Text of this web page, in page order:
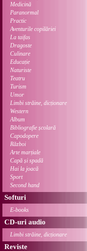
Medicină
Paranormal
Practic
Aventurile copilăriei
La taifas
Dragoste
Culinare
Educație
Naturiste
Teatru
Turism
Umor
Limbi străine, dicționare
Western
Album
Bibliografie școlară
Capodopere
Război
Arte marțiale
Capă și spadă
Hai la joacă
Sport
Second hand
Softuri
E-books
CD-uri audio
Limbi străine, dicționare
Reviste